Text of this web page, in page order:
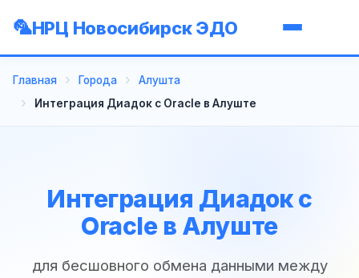
НРЦ Новосибирск ЭДО
Главная Города
Алушта
Интеграция Диадок с Oracle в Алуште
Интеграция Диадок с
Oracle в Алуште
для бесшовного обмена данными между